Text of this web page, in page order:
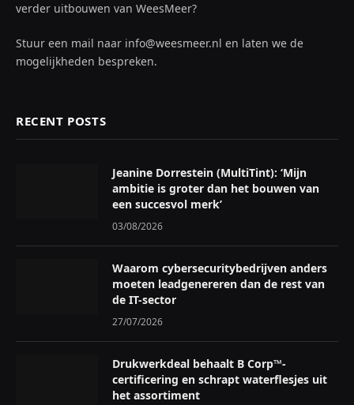
verder uitbouwen van WeesMeer?
Stuur een mail naar info@weesmeer.nl en laten we de
mogelijkheden bespreken.
RECENT POSTS
Jeanine Dorrestein (MultiTint): ‘Mijn
ambitie is groter dan het bouwen van
een succesvol merk’
03/08/2026
Waarom cybersecuritybedrijven anders
moeten leadgenereren dan de rest van
de IT-sector
27/07/2026
Drukwerkdeal behaalt B Corp™-
certificering en schrapt waterflesjes uit
het assortiment